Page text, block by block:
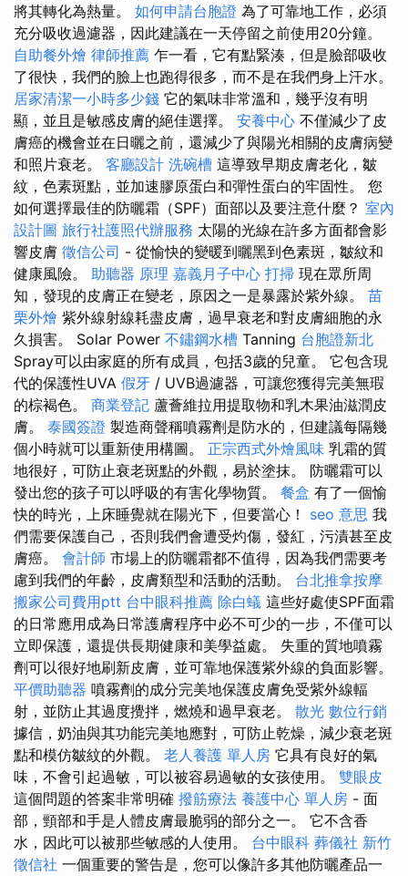
將其轉化為熱量。 如何申請台胞證 為了可靠地工作，必須
充分吸收過濾器，因此建議在一天停留之前使用20分鐘。
自助餐外燴 律師推薦 乍一看，它有點緊湊，但是臉部吸收
了很快，我們的臉上也跑得很多，而不是在我們身上汗水。
居家清潔一小時多少錢 它的氣味非常溫和，幾乎沒有明
顯，並且是敏感皮膚的絕佳選擇。 安養中心 不僅減少了皮
膚癌的機會並在日曬之前，還減少了與陽光相關的皮膚病變
和照片衰老。 客廳設計 洗碗槽 這導致早期皮膚老化，皺
紋，色素斑點，並加速膠原蛋白和彈性蛋白的牢固性。 您
如何選擇最佳的防曬霜（SPF）面部以及要注意什麼？ 室內
設計圖 旅行社護照代辦服務 太陽的光線在許多方面都會影
響皮膚 徵信公司 - 從愉快的變暖到曬黑到色素斑，皺紋和
健康風險。 助聽器 原理 嘉義月子中心 打掃 現在眾所周
知，發現的皮膚正在變老，原因之一是暴露於紫外線。 苗
栗外燴 紫外線射線耗盡皮膚，過早衰老和對皮膚細胞的永
久損害。 Solar Power 不鏽鋼水槽 Tanning 台胞證新北
Spray可以由家庭的所有成員，包括3歲的兒童。 它包含現
代的保護性UVA 假牙 / UVB過濾器，可讓您獲得完美無瑕
的棕褐色。 商業登記 蘆薈維拉用提取物和乳木果油滋潤皮
膚。 泰國簽證 製造商聲稱噴霧劑是防水的，但建議每隔幾
個小時就可以重新使用構圖。 正宗西式外燴風味 乳霜的質
地很好，可防止衰老斑點的外觀，易於塗抹。 防曬霜可以
發出您的孩子可以呼吸的有害化學物質。 餐盒 有了一個愉
快的時光，上床睡覺就在陽光下，但要當心！ seo 意思 我
們需要保護自己，否則我們會遭受灼傷，發紅，污漬甚至皮
膚癌。 會計師 市場上的防曬霜都不值得，因為我們需要考
慮到我們的年齡，皮膚類型和活動的活動。 台北推拿按摩
搬家公司費用ptt 台中眼科推薦 除白蟻 這些好處使SPF面霜
的日常應用成為日常護膚程序中必不可少的一步，不僅可以
立即保護，還提供長期健康和美學益處。 失重的質地噴霧
劑可以很好地刷新皮膚，並可靠地保護紫外線的負面影響。
平價助聽器 噴霧劑的成分完美地保護皮膚免受紫外線輻
射，並防止其過度攪拌，燃燒和過早衰老。 散光 數位行銷
據信，奶油與其功能完美地應對，可防止乾燥，減少衰老斑
點和模仿皺紋的外觀。 老人養護 單人房 它具有良好的氣
味，不會引起過敏，可以被容易過敏的女孩使用。 雙眼皮
這個問題的答案非常明確 撥筋療法 養護中心 單人房 - 面
部，頸部和手是人體皮膚最脆弱的部分之一。 它不含香
水，因此可以被那些敏感的人使用。 台中眼科 葬儀社 新竹
徵信社 一個重要的警告是，您可以像許多其他防曬產品一